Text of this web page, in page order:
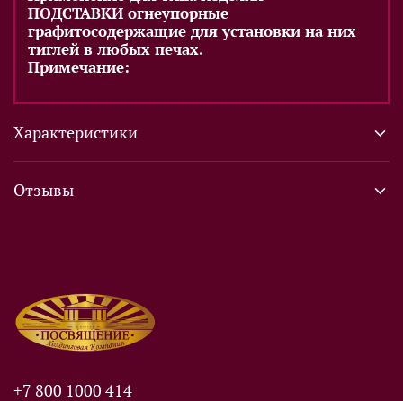
ПОДСТАВКИ огнеупорные
графитосодержащие для установки на них
тиглей в любых печах.
Примечание:
Характеристики
Отзывы
+7 800 1000 414